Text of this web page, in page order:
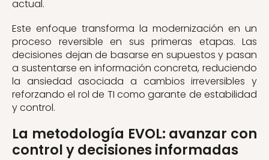
actual.
Este enfoque transforma la modernización en un
proceso reversible en sus primeras etapas. Las
decisiones dejan de basarse en supuestos y pasan
a sustentarse en información concreta, reduciendo
la ansiedad asociada a cambios irreversibles y
reforzando el rol de TI como garante de estabilidad
y control.
La metodología EVOL: avanzar con
control y decisiones informadas